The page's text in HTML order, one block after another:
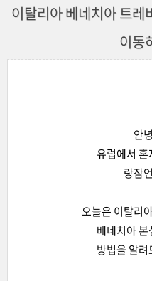
이탈리아 베네치아 트레
이동
안
유럽에서 혼
랑잠
오늘은 이탈리
베네치아 본
방법을 알려